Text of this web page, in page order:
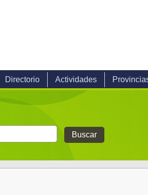
Directorio Actividades